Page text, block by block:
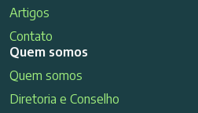
Artigos
Contato
Quem somos
Quem somos
Diretoria e Conselho